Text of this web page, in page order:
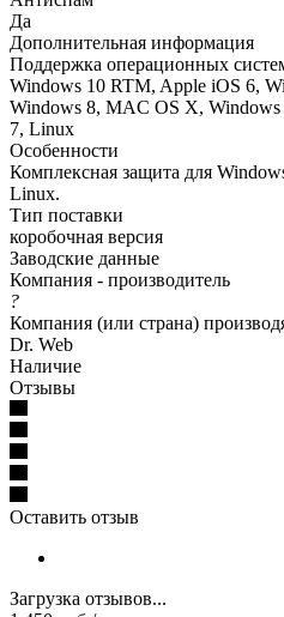
Да
Дополнительная информация
Поддержка операционных
Windows 10 RTM, Apple iOS 6,
Windows 8, MAC OS X,
7, Linux
Особенности
Комплексная защита для
Linux.
Тип поставки
коробочная версия
Заводские данные
Компания - производитель
?
Компания (или страна)
Dr. Web
Наличие
Отзывы
Оставить отзыв
Загрузка отзывов...